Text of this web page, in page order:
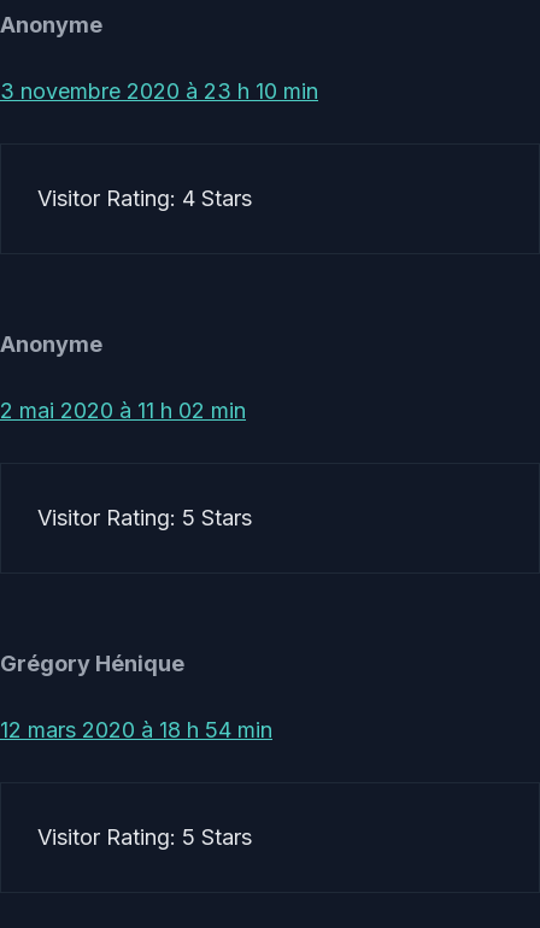
Anonyme
3 novembre 2020 à 23 h 10 min
Visitor Rating: 4 Stars
Anonyme
2 mai 2020 à 11 h 02 min
Visitor Rating: 5 Stars
Grégory Hénique
12 mars 2020 à 18 h 54 min
Visitor Rating: 5 Stars